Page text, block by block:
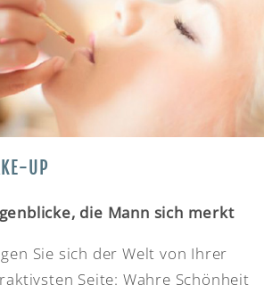
UP
die Mann sich merkt
Sie sich der Welt von Ihrer
Seite: Wahre Schönheit